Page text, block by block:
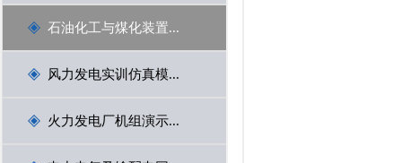
石油化工与煤化装置...
风力发电实训仿真模...
火力发电厂机组演示...